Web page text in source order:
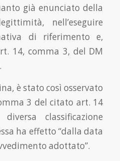
già enunciato della
nell’eseguire
di riferimento e,
14, comma 3, del DM
è stato così osservato
3 del citato art. 14
classificazione
ha effetto “dalla data
adottato”.